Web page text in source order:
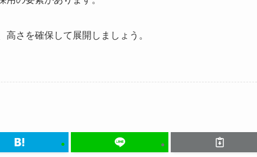
高さを確保して展開しましょう。